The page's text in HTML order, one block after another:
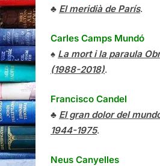
♣ El meridià de París.
Carles Camps Mundó
♠ La mort i la paraula
(1988-2018).
Francisco Candel
♣ El gran dolor del
1944-1975.
Neus Canyelles